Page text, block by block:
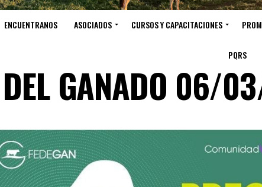
ENCUENTRANOS ASOCIADOS CURSOS Y CAPACITACIONES
PQRS
GANADO 06/